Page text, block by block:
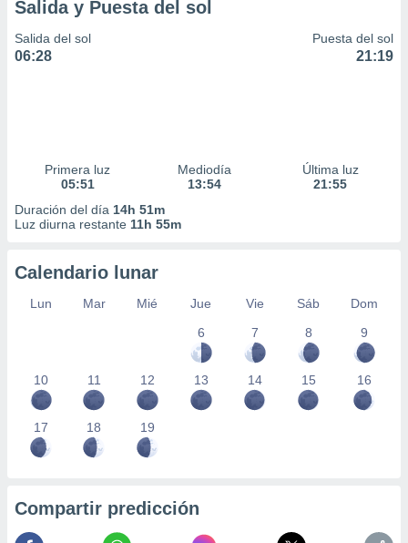
Salida y Puesta del sol
Salida del sol
06:28
Puesta del sol
21:19
Primera luz
05:51
Mediodía
13:54
Última luz
21:55
Duración del día 14h 51m
Luz diurna restante 11h 55m
Calendario lunar
Lun Mar Mié Jue Vie Sáb
Dom
6
7 8 9
10 11 12 13 14 15 16
17 18 19
Compartir predicción